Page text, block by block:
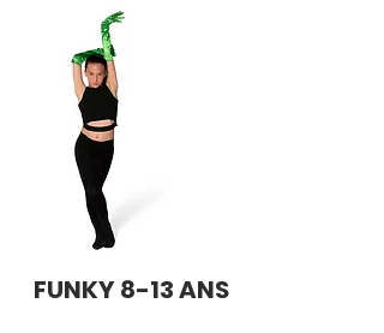
FUNKY 8-13 ANS